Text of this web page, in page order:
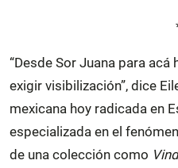
“Desde Sor Juana para
exigir visibilización”, dice
mexicana hoy radicada en
especializada en el
de una colección como